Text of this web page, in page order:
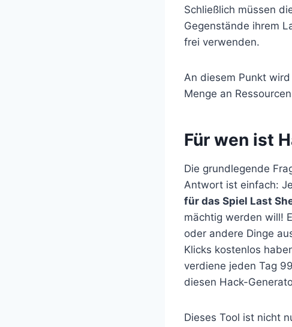
Schließlich müssen
Gegenstände ihrem
frei verwenden.
An diesem Punkt
Menge an
​Für wen ist
Die grundlegende
Antwort ist einfach:
für das Spiel Last
mächtig werden will!
oder andere Dinge
Klicks kostenlos
verdiene jeden Tag
diesen Hack-
Dieses Tool ist nicht